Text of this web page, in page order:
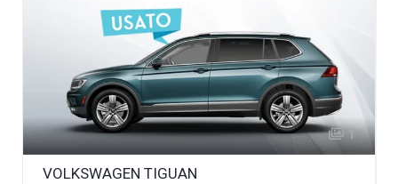
1
VOLKSWAGEN TIGUAN